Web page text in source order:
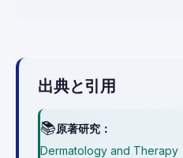
出典と引用
📚原著研究：
Dermatology and Therapy